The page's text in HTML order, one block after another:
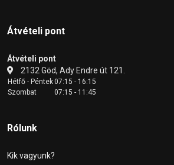
Átvételi pont
Átvételi pont
2132 Göd, Ady Endre út 121.
Hétfő - Péntek07:15 - 16:15
Szombat
07:15 - 11:45
Rólunk
Kik vagyunk?